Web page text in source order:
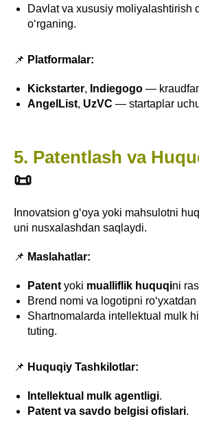
Davlat va xususiy moliyalashtirish
o‘rganing.
📌 Platformalar:
Kickstarter, Indiegogo —
AngelList, UzVC — startaplar
5. Patentlash va
📜
Innovatsion g‘oya yoki mahsulotni
uni nusxalashdan saqlaydi.
📌 Maslahatlar:
Patent yoki mualliflik huquqini
Brend nomi va logotipni ro‘yxatdan
Shartnomalarda intellektual mulk
tuting.
📌 Huquqiy Tashkilotlar:
Intellektual mulk agentligi.
Patent va savdo belgisi ofislari.